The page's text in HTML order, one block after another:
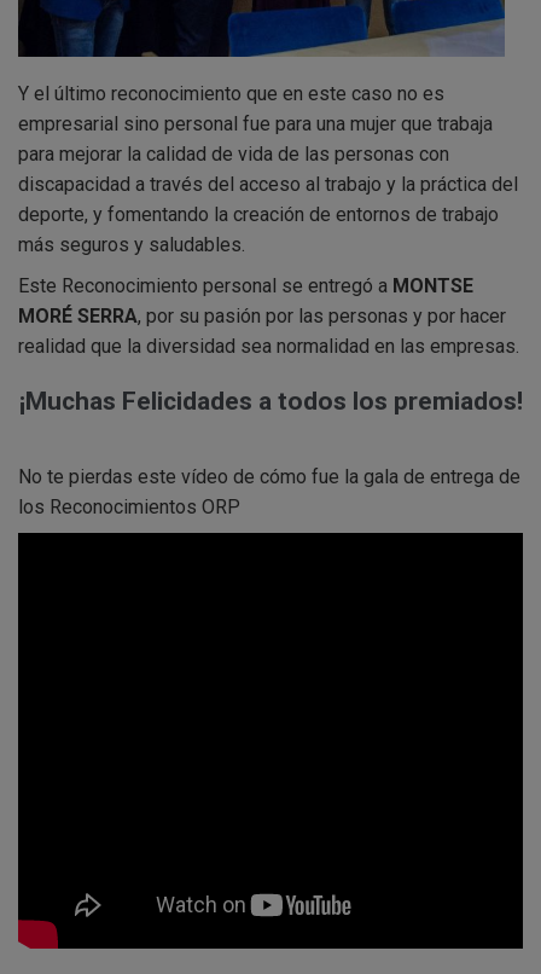
Y el último reconocimiento que en este caso no es
empresarial sino personal fue para una mujer que trabaja
para mejorar la calidad de vida de las personas con
discapacidad a través del acceso al trabajo y la práctica del
deporte, y fomentando la creación de entornos de trabajo
más seguros y saludables.
Este Reconocimiento personal se entregó a MONTSE
MORÉ SERRA, por su pasión por las personas y por hacer
realidad que la diversidad sea normalidad en las empresas.
¡Muchas Felicidades a todos los premiados!
No te pierdas este vídeo de cómo fue la gala de entrega de
los Reconocimientos ORP